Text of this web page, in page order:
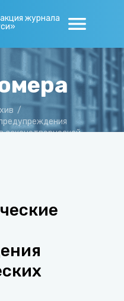
журнала
/
законотворческой